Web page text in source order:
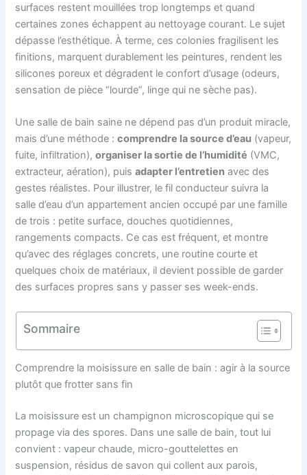
surfaces restent mouillées trop longtemps et quand
certaines zones échappent au nettoyage courant. Le sujet
dépasse l’esthétique. À terme, ces colonies fragilisent les
finitions, marquent durablement les peintures, rendent les
silicones poreux et dégradent le confort d’usage (odeurs,
sensation de pièce “lourde”, linge qui ne sèche pas).
Une salle de bain saine ne dépend pas d’un produit miracle,
mais d’une méthode :comprendre la source d’eau (vapeur,
fuite, infiltration),organiser la sortie de l’humidité (VMC,
extracteur, aération), puisadapter l’entretien avec des
gestes réalistes. Pour illustrer, le fil conducteur suivra la
salle d’eau d’un appartement ancien occupé par une famille
de trois : petite surface, douches quotidiennes,
rangements compacts. Ce cas est fréquent, et montre
qu’avec des réglages concrets, une routine courte et
quelques choix de matériaux, il devient possible de garder
des surfaces propres sans y passer ses week-ends.
Sommaire
Comprendre la moisissure en salle de bain : agir à la source
plutôt que frotter sans fin
La moisissure est un champignon microscopique qui se
propage via des spores. Dans une salle de bain, tout lui
convient : vapeur chaude, micro-gouttelettes en
suspension, résidus de savon qui collent aux parois,